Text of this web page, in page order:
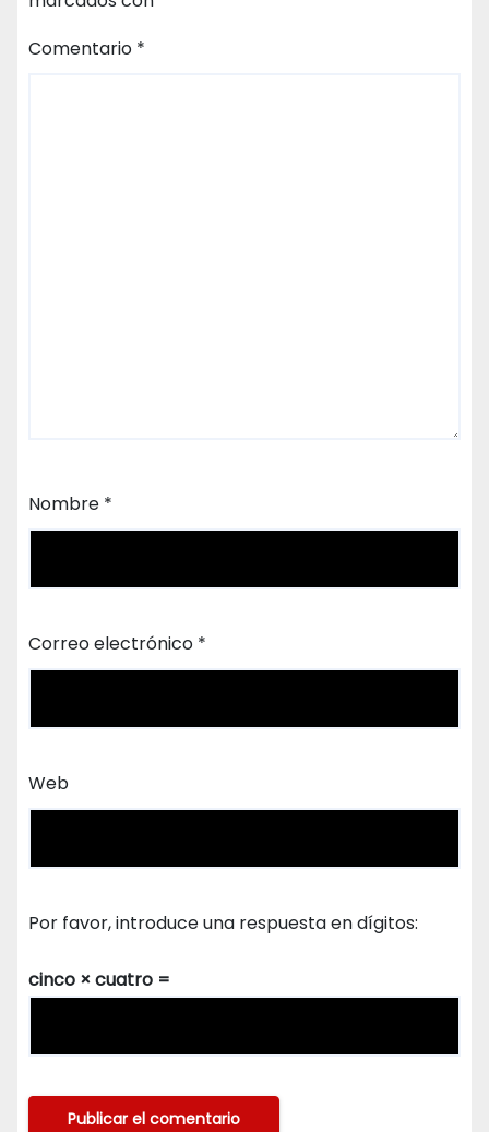
Comentario *
Nombre *
Correo electrónico *
Web
Por favor, introduce una respuesta en dígitos:
cinco × cuatro =